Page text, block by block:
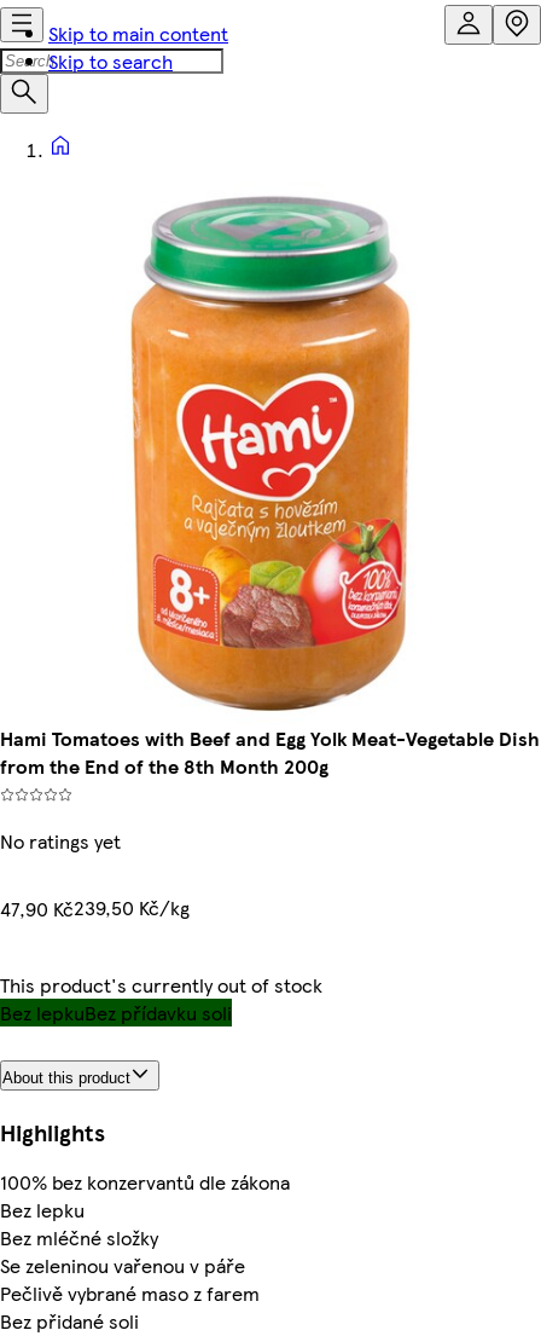
Skip to main content
Skip to search
Hami Tomatoes with Beef and Egg Yolk Meat-Vegetable Dish
from the End of the 8th Month 200g
No ratings yet
47,90 Kč239,50 Kč/kg
This product's currently out of stock
Bez lepkuBez přídavku soli
About this product
Highlights
100% bez konzervantů dle zákona
Bez lepku
Bez mléčné složky
Se zeleninou vařenou v páře
Pečlivě vybrané maso z farem
Bez přidané soli